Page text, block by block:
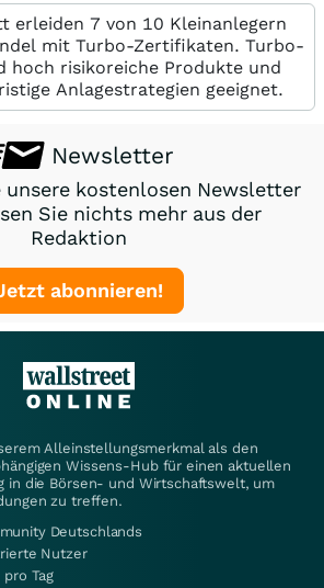
erleiden 7 von 10 Kleinanlegern
mit Turbo-Zertifikaten. Turbo-
hoch risikoreiche Produkte und
Anlagestrategien geeignet.
Newsletter
unsere kostenlosen Newsletter
Sie nichts mehr aus der
Redaktion
abonnieren!
Alleinstellungsmerkmal als den
Wissens-Hub für einen aktuellen
in die Börsen- und Wirtschaftswelt, um
zu treffen.
Deutschlands
Nutzer
Tag